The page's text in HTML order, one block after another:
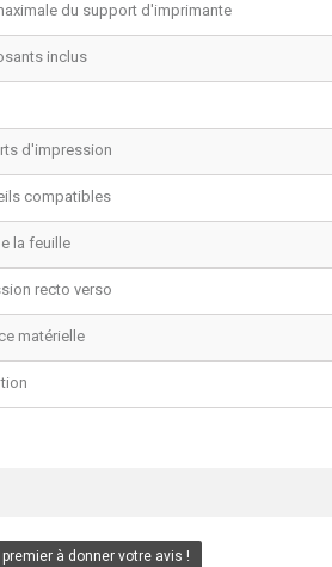
du support d'imprimante
inclus
d'impression
compatibles
la feuille
recto verso
matérielle
à donner votre avis !